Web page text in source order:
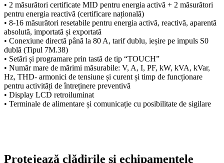
• 2 măsurători certificate MID pentru energia activă + 2 măsurători
pentru energia reactivă (certificare națională)
• 8-16 măsurători resetabile pentru energia activă, reactivă, aparentă
absolută, importată și exportată
• Conexiune directă până la 80 A, tarif dublu, ieșire pe impuls S0
dublă (Tipul 7M.38)
• Setări și programare prin tastă de tip “TOUCH”
• Număr mare de mărimi măsurabile: V, A, I, PF, kW, kVA, kVar,
Hz, THD- armonici de tensiune și curent și timp de funcționare
pentru activități de întreținere preventivă
• Display LCD retroiluminat
• Terminale de alimentare și comunicație cu posibilitate de sigilare
Protejează clădirile și echipamentele